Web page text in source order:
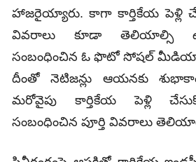
హాజరైయ్యారు. కాగా కార్తికేయ
వివరాలు కూడా తెలియాల్సి
సంబంధించిన ఓ ఫొటో సోషల్‌
దీంతో నెటిజన్లు ఆయనకు
మరోవైపు కార్తికేయ పెళ్లి
సంబంధించిన పూర్తి వివరాలు